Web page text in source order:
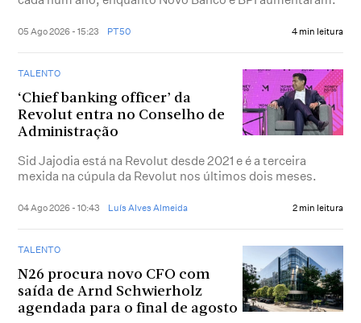
05 Ago 2026 - 15:23 PT50 4 min leitura
TALENTO
‘Chief banking officer’ da
Revolut entra no Conselho de
Administração
Sid Jajodia está na Revolut desde 2021 e é a terceira
mexida na cúpula da Revolut nos últimos dois meses.
04 Ago 2026 - 10:43 Luís Alves Almeida 2 min leitura
TALENTO
N26 procura novo CFO com
saída de Arnd Schwierholz
agendada para o final de agosto